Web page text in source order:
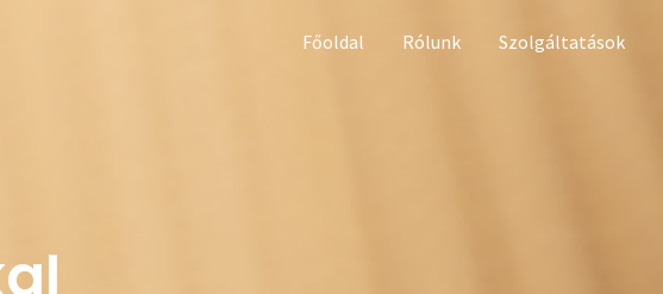
Főoldal Rólunk Szolgáltatások